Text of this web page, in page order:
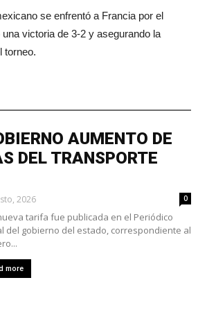
se enfrentó a Francia por el
victoria de 3-2 y asegurando la
torneo.
AUMENTO DE
DEL TRANSPORTE
2026 0
tarifa fue publicada en el Periódico
del gobierno del estado, correspondiente al
more